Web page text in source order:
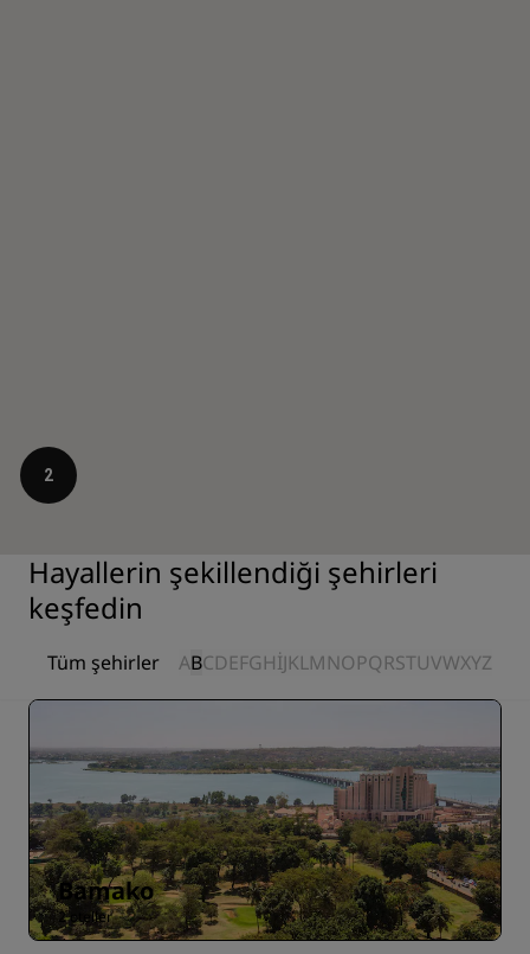
2
Hayallerin şekillendiği şehirleri
keşfedin
Tüm şehirler ABCDEFGHIJKLMNOPQRSTUVWXYZ
Bamako
2 oteller